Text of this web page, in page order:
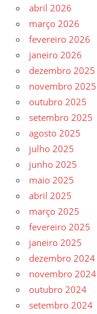
abril 2026
março 2026
fevereiro 2026
janeiro 2026
dezembro 2025
novembro 2025
outubro 2025
setembro 2025
agosto 2025
julho 2025
junho 2025
maio 2025
abril 2025
março 2025
fevereiro 2025
janeiro 2025
dezembro 2024
novembro 2024
outubro 2024
setembro 2024